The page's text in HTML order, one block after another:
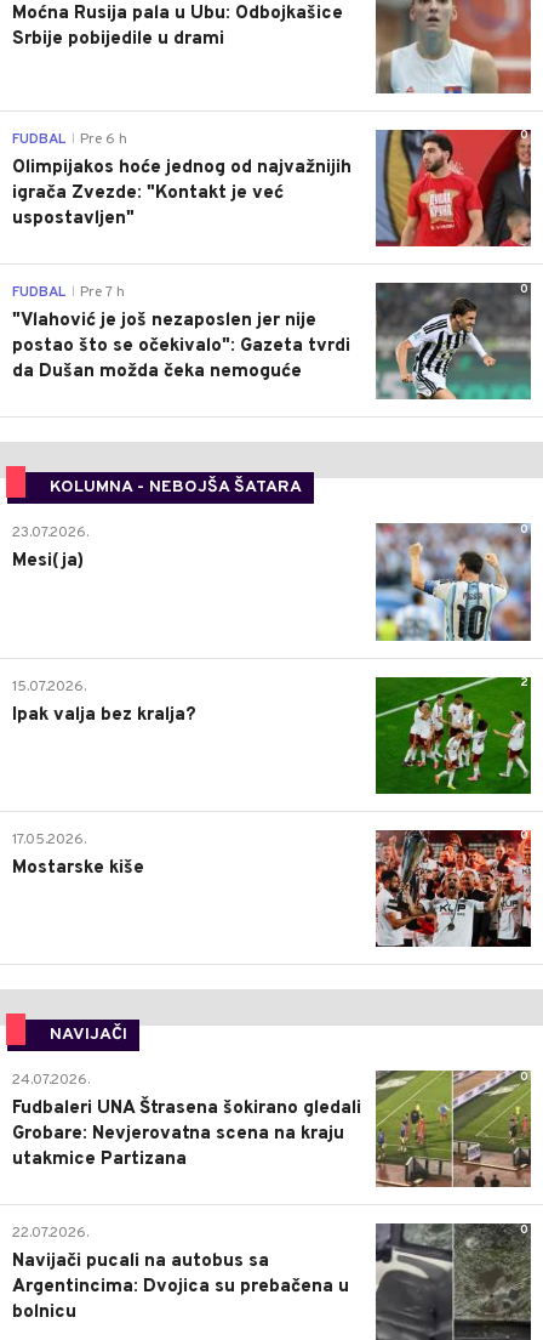
Moćna Rusija pala u Ubu: Odbojkašice
Srbije pobijedile u drami
0
FUDBAL Pre 6 h
Olimpijakos hoće jednog od najvažnijih
igrača Zvezde: "Kontakt je već
uspostavljen"
0
FUDBAL Pre 7 h
"Vlahović je još nezaposlen jer nije
postao što se očekivalo": Gazeta tvrdi
da Dušan možda čeka nemoguće
KOLUMNA - NEBOJŠA ŠATARA
0
23.07.2026.
Mesi(ja)
2
15.07.2026.
Ipak valja bez kralja?
0
17.05.2026.
Mostarske kiše
NAVIJAČI
0
24.07.2026.
Fudbaleri UNA Štrasena šokirano gledali
Grobare: Nevjerovatna scena na kraju
utakmice Partizana
0
22.07.2026.
Navijači pucali na autobus sa
Argentincima: Dvojica su prebačena u
bolnicu